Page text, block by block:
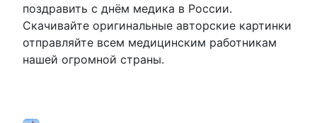
поздравить с днём медика в России.
Скачивайте оригинальные авторские картинки
отправляйте всем медицинским работникам
нашей огромной страны.